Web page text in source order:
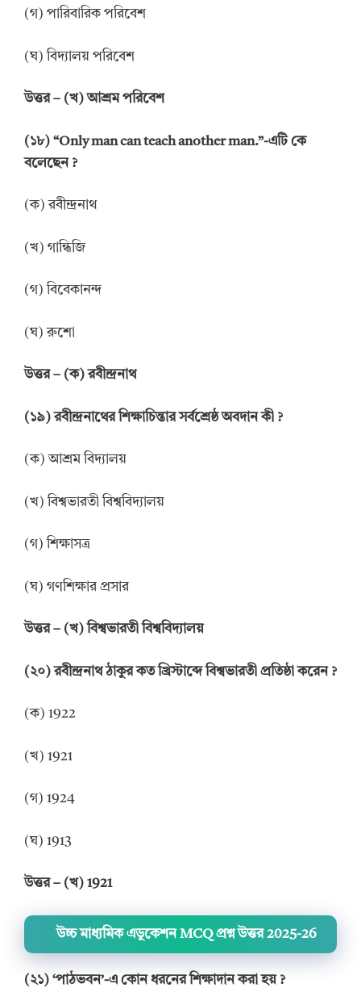
(গ) পারিবারিক পরিবেশ
(ঘ) বিদ্যালয় পরিবেশ
উত্তর– (খ) আশ্রম পরিবেশ
(১৮) “Only man can teach another man.”-এটি কে
বলেছেন ?
(ক) রবীন্দ্রনাথ
(খ) গান্ধিজি
(গ) বিবেকানন্দ
(ঘ) রুশো
উত্তর– (ক) রবীন্দ্রনাথ
(১৯)রবীন্দ্রনাথের শিক্ষাচিন্তার সর্বশ্রেষ্ঠ অবদান কী ?
(ক) আশ্রম বিদ্যালয়
(খ) বিশ্বভারতী বিশ্ববিদ্যালয়
(গ) শিক্ষাসত্র
(ঘ) গণশিক্ষার প্রসার
উত্তর– (খ) বিশ্বভারতী বিশ্ববিদ্যালয়
(২০)রবীন্দ্রনাথ ঠাকুর কত খ্রিস্টাব্দে বিশ্বভারতী প্রতিষ্ঠা করেন ?
(ক) 1922
(খ) 1921
(গ) 1924
(ঘ) 1913
উত্তর– (খ) 1921
উচ্চ মাধ্যমিক এডুকেশন MCQ প্রশ্ন উত্তর 2025-26
(২১) ‘পাঠভবন’-এ কোন ধরনের শিক্ষাদান করা হয় ?